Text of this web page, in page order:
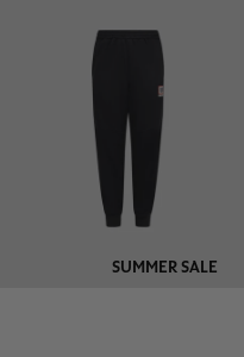
SUMMER SALE